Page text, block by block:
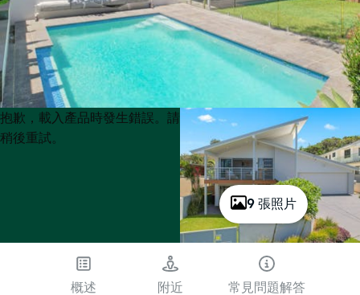
9 張照片
Product
List
Product
List
抱歉，載入產品時發生錯誤。請
稍後重試。
概述 附近 常見問題解答